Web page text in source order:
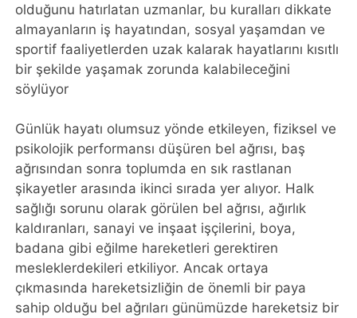
olduğunu hatırlatan uzmanlar, bu kuralları dikkate
almayanların iş hayatından, sosyal yaşamdan ve
sportif faaliyetlerden uzak kalarak hayatlarını kısıtlı
bir şekilde yaşamak zorunda kalabileceğini
söylüyor
Günlük hayatı olumsuz yönde etkileyen, fiziksel ve
psikolojik performansı düşüren bel ağrısı, baş
ağrısından sonra toplumda en sık rastlanan
şikayetler arasında ikinci sırada yer alıyor. Halk
sağlığı sorunu olarak görülen bel ağrısı, ağırlık
kaldıranları, sanayi ve inşaat işçilerini, boya,
badana gibi eğilme hareketleri gerektiren
mesleklerdekileri etkiliyor. Ancak ortaya
çıkmasında hareketsizliğin de önemli bir paya
sahip olduğu bel ağrıları günümüzde hareketsiz bir